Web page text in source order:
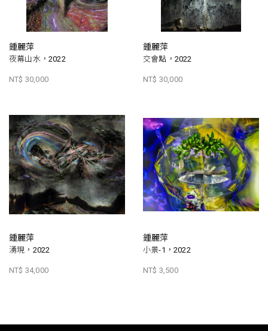
鍾麗萍
夜幕山水，2022
NT$ 30,000
鍾麗萍
交會點，2022
NT$ 30,000
鍾麗萍
湧現，2022
NT$ 34,000
鍾麗萍
小景-1，2022
NT$ 3,500